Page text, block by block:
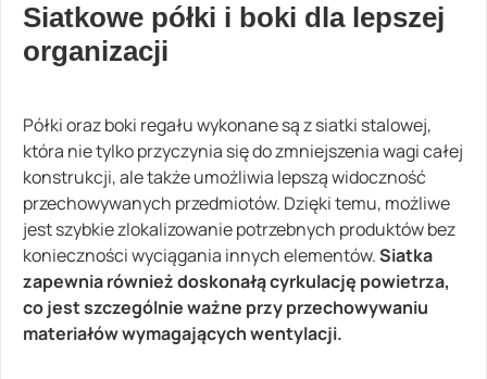
Siatkowe półki i boki dla lepszej
organizacji
Półki oraz boki regału wykonane są z siatki stalowej,
która nie tylko przyczynia się do zmniejszenia wagi całej
konstrukcji, ale także umożliwia lepszą widoczność
przechowywanych przedmiotów. Dzięki temu, możliwe
jest szybkie zlokalizowanie potrzebnych produktów bez
konieczności wyciągania innych elementów.Siatka
zapewnia również doskonałą cyrkulację powietrza,
co jest szczególnie ważne przy przechowywaniu
materiałów wymagających wentylacji.